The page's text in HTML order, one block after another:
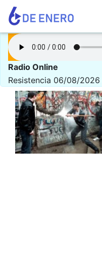
Radio Online
Resistencia 06/08/2026